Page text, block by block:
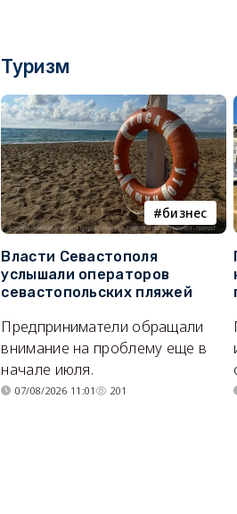
Туризм
бизнес
Власти Севастополя
услышали операторов
севастопольских пляжей
Предприниматели обращали
внимание на проблему еще в
начале июля.
07/08/2026 11:01 201